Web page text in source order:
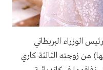
عام 2021، تزوج رئيس الوزراء البريطاني
(56 عام وقتها) من زوجته الثالثة كاري